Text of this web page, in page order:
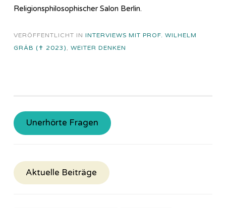
Religionsphilosophischer Salon Berlin.
VERÖFFENTLICHT IN INTERVIEWS MIT PROF. WILHELM
GRÄB (✝ 2023), WEITER DENKEN
Unerhörte Fragen
Aktuelle Beiträge